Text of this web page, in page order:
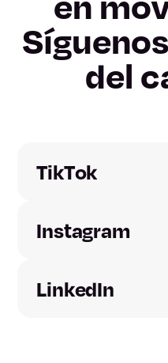
del
TikTok
Instagram
LinkedIn